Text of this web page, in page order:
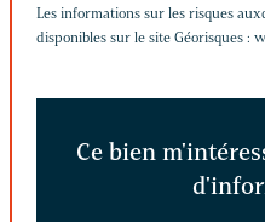
Les informations sur les risques
disponibles sur le site Géorisques :
Ce bien